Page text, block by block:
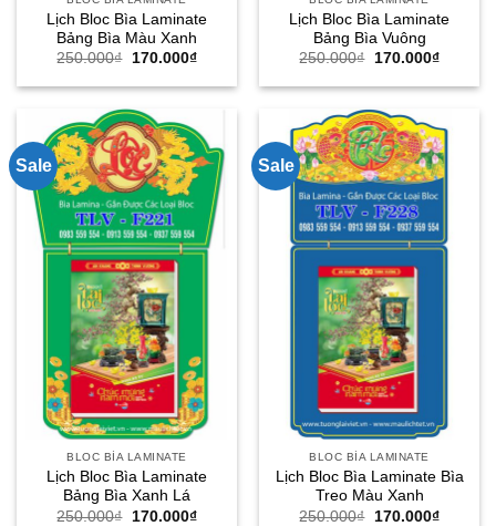
Lịch Bloc Bìa Laminate
Bảng Bìa Màu Xanh
250.000₫
Giá
là:
170.000₫Giá
tại
Lịch Bloc Bìa Laminate
Bảng Bìa Vuông
250.000₫
Giá
là:
170.000₫Giá
tại
Sale
BLOC BÌA LAMINATE
Lịch Bloc Bìa Laminate
Bảng Bìa Xanh Lá
250.000₫
Giá
170.000₫Giá
Sale
BLOC BÌA LAMINATE
Lịch Bloc Bìa Laminate Bìa
Treo Màu Xanh
250.000₫
Giá
170.000₫Giá